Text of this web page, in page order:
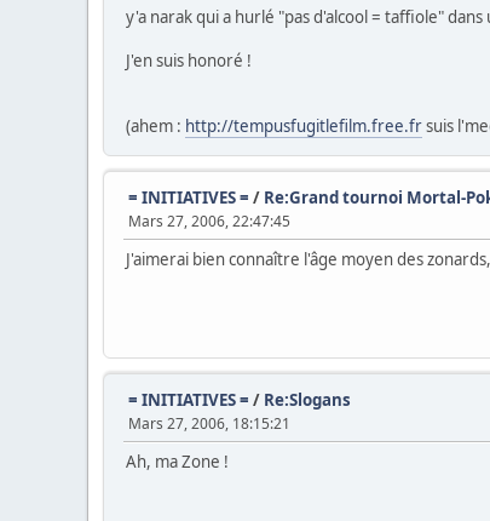
y'a narak qui a hurlé "pas d'alcool = taffiole"
J'en suis honoré !
(ahem : http://tempusfugitlefilm.free.frsuis
= INITIATIVES = / Re:Grand tournoi Mortal-
Mars 27, 2006, 22:47:45
J'aimerai bien connaître l'âge moyen des
= INITIATIVES = / Re:Slogans
Mars 27, 2006, 18:15:21
Ah, ma Zone !